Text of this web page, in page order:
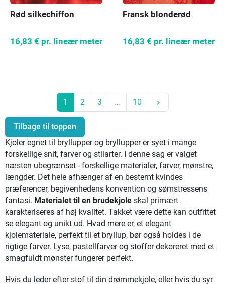
Rød silkechiffon
16,83 € pr. lineær meter
Fransk blonderød
16,83 € pr. lineær meter
1 2 3 … 10 keyboard_arrow_right
Tilbage til toppen
Kjoler egnet til bryllupper og bryllupper er syet i mange
forskellige snit, farver og stilarter. I denne sag er valget
næsten ubegrænset - forskellige materialer, farver, mønstre,
længder. Det hele afhænger af en bestemt kvindes
præferencer, begivenhedens konvention og sømstressens
fantasi. Materialet til en brudekjole skal primært
karakteriseres af høj kvalitet. Takket være dette kan outfittet
se elegant og unikt ud. Hvad mere er, et elegant
kjolemateriale, perfekt til et bryllup, bør også holdes i de
rigtige farver. Lyse, pastellfarver og stoffer dekoreret med et
smagfuldt mønster fungerer perfekt.
Hvis du leder efter stof til din drømmekjole, eller hvis du syr